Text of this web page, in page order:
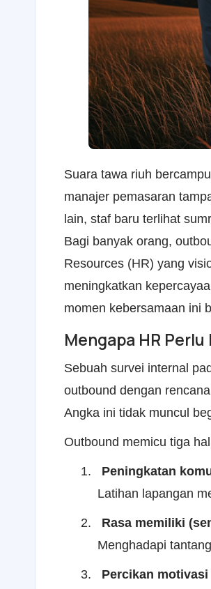
Suara tawa riuh
manajer pemasaran
lain, staf baru terlihat
Bagi banyak orang,
Resources (HR) yang
meningkatkan
momen kebersamaan ini
Mengapa HR
Sebuah survei internal
outbound dengan
Angka ini tidak muncul
Outbound memicu tiga
1.
Peningkatan
Latihan lapangan
2.
Rasa memiliki
Menghadapi
3.
Percikan motivasi